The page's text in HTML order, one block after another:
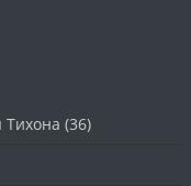
Тихона (36)